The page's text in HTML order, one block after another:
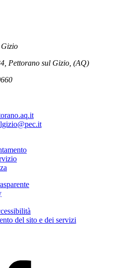
Pettorano sul Gizio, (AQ)
del sito e dei servizi